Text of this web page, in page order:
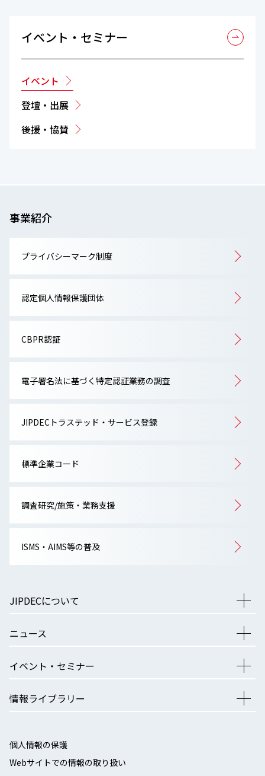
イベント・セミナー
イベント
登壇・出展
後援・協賛
事業紹介
プライバシーマーク制度
認定個人情報保護団体
CBPR認証
電子署名法に基づく特定認証業務の調査
JIPDECトラステッド・サービス登録
標準企業コード
調査研究/施策・業務支援
ISMS・AIMS等の普及
JIPDECについて
ニュース
イベント・セミナー
情報ライブラリー
個人情報の保護
Webサイトでの情報の取り扱い